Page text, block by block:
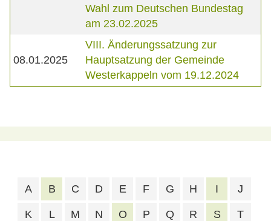
Wahl zum Deutschen Bundestag
am 23.02.2025
08.01.2025
VIII. Änderungssatzung zur
Hauptsatzung der Gemeinde
Westerkappeln vom 19.12.2024
A B C D E F G H I J
K L M N O P Q R S T